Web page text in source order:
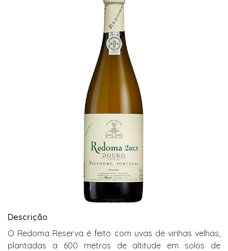
Descrição
O Redoma Reserva é feito com uvas de vinhas velhas,
plantadas a 600 metros de altitude em solos de